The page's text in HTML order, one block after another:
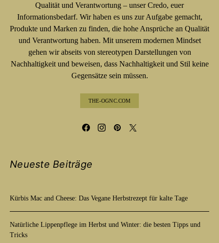
Qualität und Verantwortung – unser Credo, euer
Informationsbedarf. Wir haben es uns zur Aufgabe gemacht,
Produkte und Marken zu finden, die hohe Ansprüche an Qualität
und Verantwortung haben. Mit unserem modernen Mindset
gehen wir abseits von stereotypen Darstellungen von
Nachhaltigkeit und beweisen, dass Nachhaltigkeit und Stil keine
Gegensätze sein müssen.
THE-OGNC.COM
Neueste Beiträge
Kürbis Mac and Cheese: Das Vegane Herbstrezept für kalte Tage
Natürliche Lippenpflege im Herbst und Winter: die besten Tipps und
Tricks